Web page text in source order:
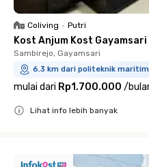
Coliving • Putri
Kost Anjum Kost
Sambirejo, Gayamsari
6.3 km dari politeknik
mulai dari Rp1.700.000 /
Lihat info lebih banyak